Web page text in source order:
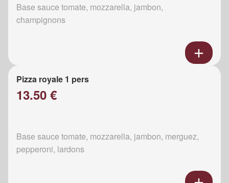
Base sauce tomate, mozzarella, jambon,
champignons
Pizza royale 1 pers
13.50 €
Base sauce tomate, mozzarella, jambon, merguez,
pepperoni, lardons